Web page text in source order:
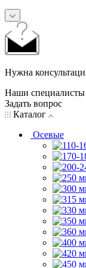
Нужна
Наши специалисты
Задать вопрос
Каталог
Осевые